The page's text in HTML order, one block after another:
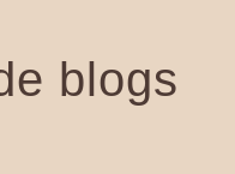
blogs